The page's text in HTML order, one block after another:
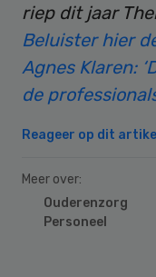
riep dit jaar
Beluister hier
Agnes Klaren:
de
Reageer op dit artikel
Meer over:
Ouderenzorg
Personeel